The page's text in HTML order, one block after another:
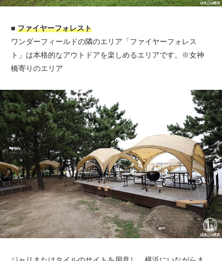
■ファイヤーフォレスト
ワンダーフィールドの隣のエリア「ファイヤーフォレス
ト」は本格的なアウトドアを楽しめるエリアです。※女神
橋寄りのエリア